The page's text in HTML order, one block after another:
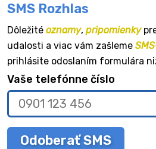
SMS Rozhlas
Dôležité oznamy, pripomienky
udalosti a viac vám zašleme
prihlásite odoslaním formulára
Vaše telefónne číslo
Odoberať SMS